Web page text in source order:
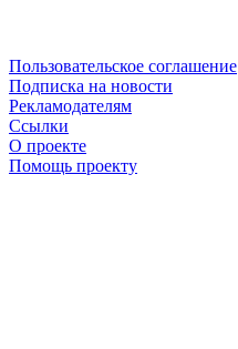
Пользовательское соглашение
Подписка на новости
Рекламодателям
Ссылки
О проекте
Помощь проекту